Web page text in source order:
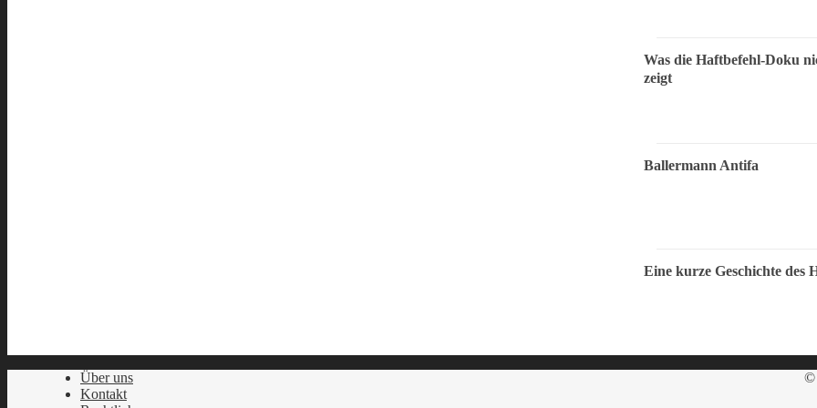
Was die Haftbefehl-Doku
zeigt
Ballermann Antifa
Eine kurze Geschichte des
©
Über uns
Kontakt